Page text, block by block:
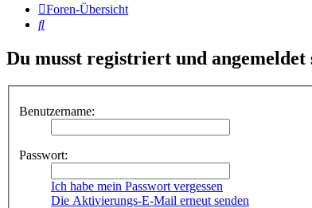
Foren-Übersicht
Suche
Du musst registriert und angemeldet
Benutzername:
Passwort:
Ich habe mein Passwort vergessen
Die Aktivierungs-E-Mail erneut senden